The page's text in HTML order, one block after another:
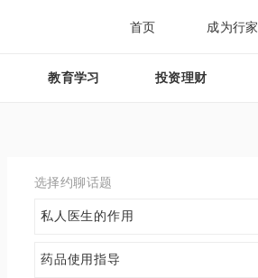
首页 成为行家
教育学习 投资理财
选择约聊话题
私人医生的作用
药品使用指导